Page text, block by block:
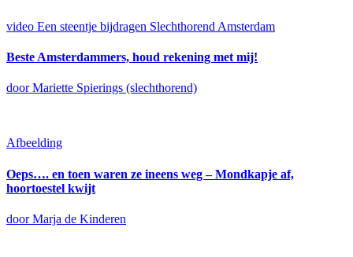
video Een steentje bijdragen Slechthorend Amsterdam
Beste Amsterdammers, houd rekening met mij!
door Mariette Spierings (slechthorend)
Afbeelding
Oeps…. en toen waren ze ineens weg – Mondkapje af,
hoortoestel kwijt
door Marja de Kinderen